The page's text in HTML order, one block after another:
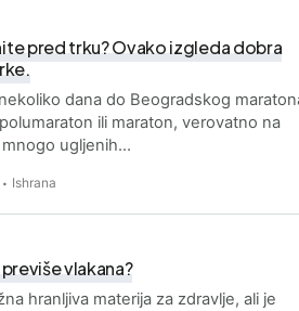
pred trku? Ovako izgleda dobra
dana do Beogradskog
ili maraton, verovatno na
ugljenih…
Ishrana
vlakana?
hranljiva materija za zdravlje, ali je